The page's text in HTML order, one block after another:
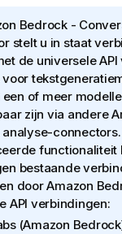
Bedrock -
stelt u in staat
de universele API
voor
of meer
zijn via andere
analyse-connectors.
functionaliteit
bestaande
doorAmazon
API verbindingen:
(Amazon